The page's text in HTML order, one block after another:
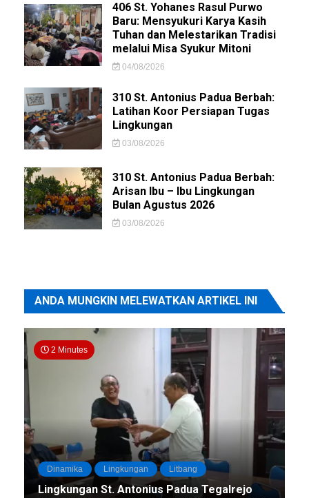
406 St. Yohanes Rasul Purwo
Baru: Mensyukuri Karya Kasih
Tuhan dan Melestarikan Tradisi
melalui Misa Syukur Mitoni
04/08/2026
310 St. Antonius Padua Berbah:
Latihan Koor Persiapan Tugas
Lingkungan
03/08/2026
310 St. Antonius Padua Berbah:
Arisan Ibu – Ibu Lingkungan
Bulan Agustus 2026
03/08/2026
ANDA MUNGKIN MELEWATKAN ARTIKEL INI
2 Minutes
Dinamika Lingkungan Litbang
Lingkungan St. Antonius Padua Tegalrejo